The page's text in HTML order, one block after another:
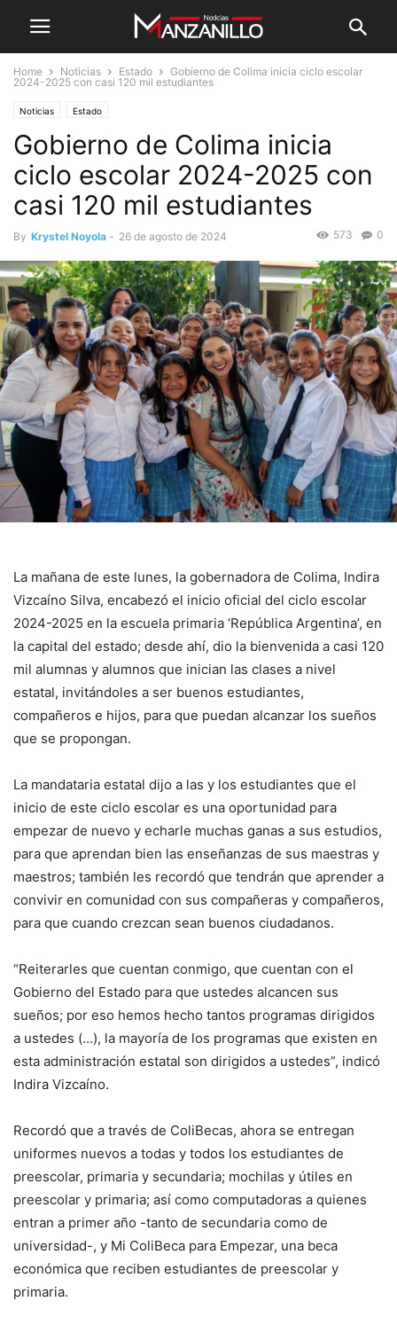
Home Noticias Estado
Gobierno de Colima inicia ciclo escolar
2024-2025 con casi 120 mil estudiantes
Noticias Estado
Gobierno de Colima inicia
ciclo escolar 2024-2025 con
casi 120 mil estudiantes
By Krystel Noyola - 26 de agosto de 2024 0
573
La mañana de este lunes, la gobernadora de Colima, Indira
Vizcaíno Silva, encabezó el inicio oficial del ciclo escolar
2024-2025 en la escuela primaria ‘República Argentina’, en
la capital del estado; desde ahí, dio la bienvenida a casi 120
mil alumnas y alumnos que inician las clases a nivel
estatal, invitándoles a ser buenos estudiantes,
compañeros e hijos, para que puedan alcanzar los sueños
que se propongan.
La mandataria estatal dijo a las y los estudiantes que el
inicio de este ciclo escolar es una oportunidad para
empezar de nuevo y echarle muchas ganas a sus estudios,
para que aprendan bien las enseñanzas de sus maestras y
maestros; también les recordó que tendrán que aprender a
convivir en comunidad con sus compañeras y compañeros,
para que cuando crezcan sean buenos ciudadanos.
“Reiterarles que cuentan conmigo, que cuentan con el
Gobierno del Estado para que ustedes alcancen sus
sueños; por eso hemos hecho tantos programas dirigidos
a ustedes (…), la mayoría de los programas que existen en
esta administración estatal son dirigidos a ustedes”, indicó
Indira Vizcaíno.
Recordó que a través de ColiBecas, ahora se entregan
uniformes nuevos a todas y todos los estudiantes de
preescolar, primaria y secundaria; mochilas y útiles en
preescolar y primaria; así como computadoras a quienes
entran a primer año -tanto de secundaria como de
universidad-, y Mi ColiBeca para Empezar, una beca
económica que reciben estudiantes de preescolar y
primaria.